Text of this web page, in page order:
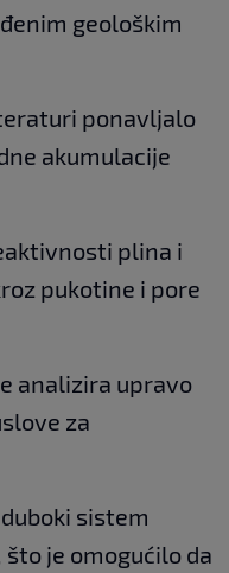
geološkim
ponavljalo
akumulacije
plina i
pukotine i pore
analizira upravo
za
sistem
je omogućilo da